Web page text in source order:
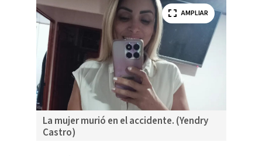
La mujer murió en el accidente. (Yendry
Castro)
AMPLIAR